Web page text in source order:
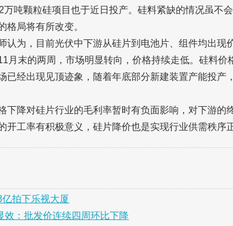
万吨颗粒硅项目也于近日投产。硅料紧缺的情况虽不
格局将有所改变。
认为，目前光伏中下游从硅片到电池片、组件均出现
月末的两周，市场明显转向，价格持续走低。硅料价
已经出现见顶迹象，随着年底部分新建装置产能投产
下降对硅片行业的毛利率暂时有负面影响，对下游的
开工率有积极意义，硅片降价也是实现行业供需秩序
拍下乐视大厦
效：批发价连续四周环比下降